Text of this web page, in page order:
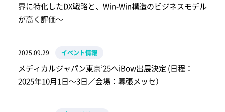
界に特化したDX戦略と、Win-Win構造のビジネスモデル
が高く評価～
2025.09.29 イベント情報
メディカルジャパン東京’25へiBow出展決定 (日程：
2025年10月1日～3日／会場：幕張メッセ）